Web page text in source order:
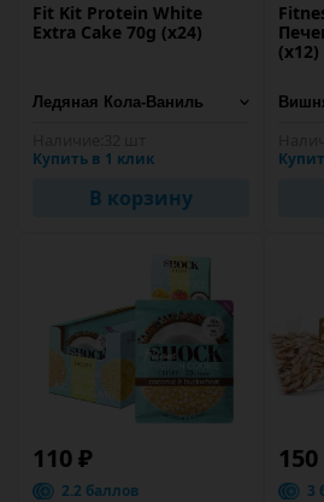
Fit Kit Protein White
Extra Cake 70g (x24)
Купить в 1 клик
В корзину
(х12)
110 ₽
2.2 баллов 3